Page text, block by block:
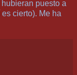
puesto a
cierto). Me ha